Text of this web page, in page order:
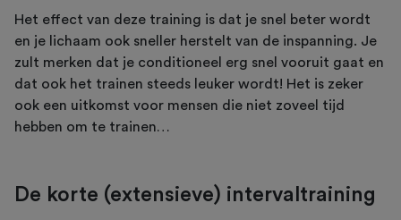
Het effect van deze training is dat je snel beter wordt
en je lichaam ook sneller herstelt van de inspanning. Je
zult merken dat je conditioneel erg snel vooruit gaat en
dat ook het trainen steeds leuker wordt! Het is zeker
ook een uitkomst voor mensen die niet zoveel tijd
hebben om te trainen…
De korte (extensieve) intervaltraining